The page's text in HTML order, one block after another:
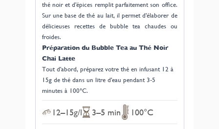
thé noir et d'épices remplit parfaitement son office.
Sur une base de thé au lait, il permet d'élaborer de
délicieuses recettes de bubble tea chaudes ou
froides.
Préparation du Bubble Tea au Thé Noir
Chai Latte
Tout d'abord, préparez votre thé en infusant 12 à
15g de thé dans un litre d'eau pendant 3-5
minutes à 100°C.
12–15g/l 3–5 min 100°C